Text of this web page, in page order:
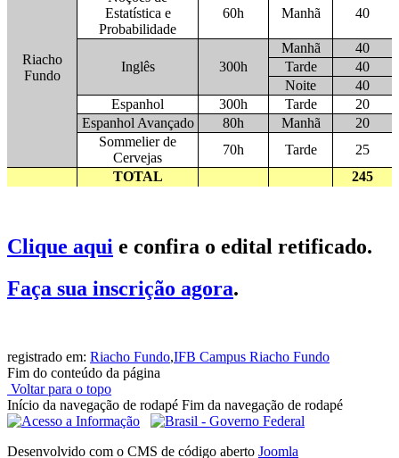
Riacho
Fundo
Estatística e
Probabilidade
60h Manhã 40
Inglês 300h
Manhã
40
Tarde
40
Noite
40
Espanhol
300h Tarde
20
Espanhol Avançado
80h Manhã
20
Sommelier de
Cervejas
70h Tarde
25
TOTAL
245
Clique aqui e confira o edital retificado.
Faça sua inscrição agora.
registrado em: Riacho Fundo,IFB Campus Riacho Fundo
Fim do conteúdo da página
Voltar para o topo
Início da navegação de rodapé Fim da navegação de rodapé
Desenvolvido com o CMS de código aberto Joomla